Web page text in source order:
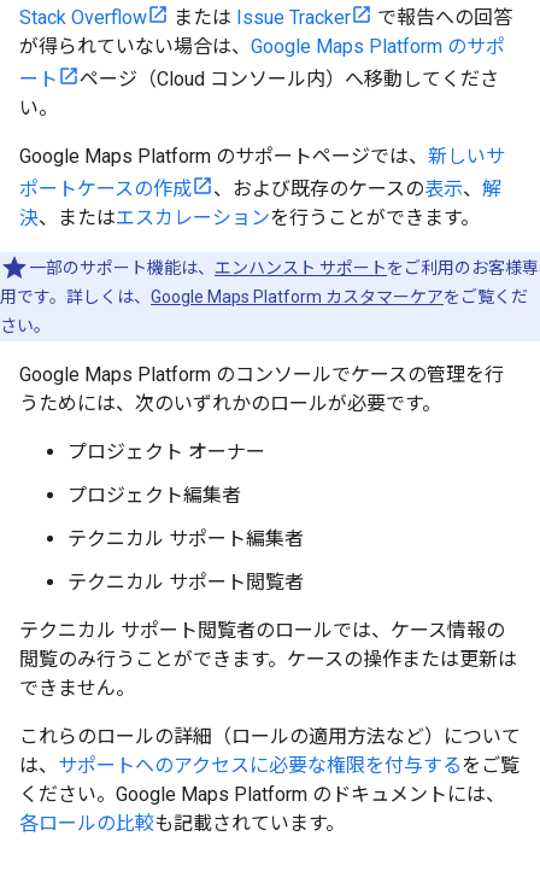
Stack Overflow または Issue Tracker
で報告への回答
が得られていない場合は、 Google Maps Platform のサポ
ート
ページ（Cloud コンソール内）へ移動してくださ
い。
Google Maps Platform のサポートページでは、 新しいサ
ポートケースの作成
、および既存のケースの表示、 解
決、またはエスカレーションを行うことができます。
一部のサポート機能は、 エンハンスト サポートをご利用のお客様専
用です。詳しくは、 Google Maps Platform カスタマーケアをご覧くだ
さい。
Google Maps Platform のコンソールでケースの管理を行
うためには、次のいずれかのロールが必要です。
プロジェクト オーナー
プロジェクト編集者
テクニカル サポート編集者
テクニカル サポート閲覧者
テクニカル サポート閲覧者のロールでは、ケース情報の
閲覧のみ行うことができます。ケースの操作または更新は
できません。
これらのロールの詳細（ロールの適用方法など）について
は、 サポートへのアクセスに必要な権限を付与するをご覧
ください。Google Maps Platform のドキュメントには、
各ロールの比較も記載されています。